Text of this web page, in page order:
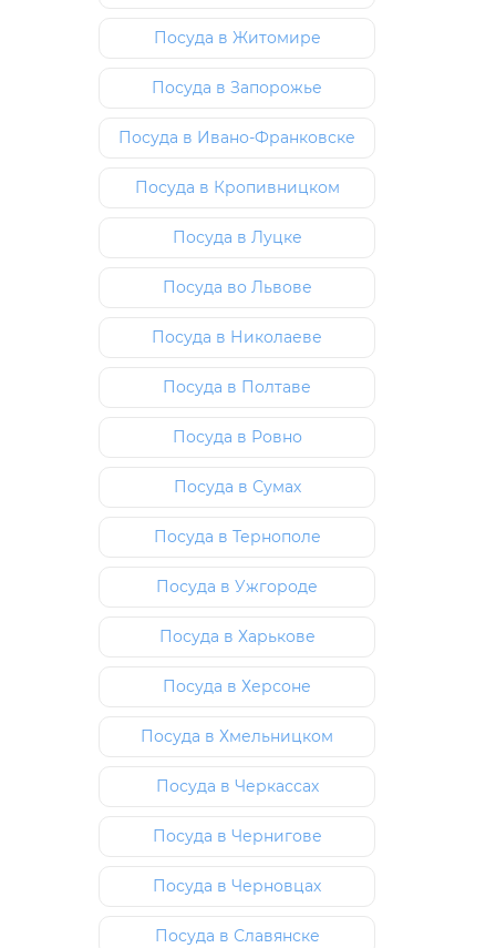
Посуда в Житомире
Посуда в Запорожье
Посуда в Ивано-Франковске
Посуда в Кропивницком
Посуда в Луцке
Посуда во Львове
Посуда в Николаеве
Посуда в Полтаве
Посуда в Ровно
Посуда в Сумах
Посуда в Тернополе
Посуда в Ужгороде
Посуда в Харькове
Посуда в Херсоне
Посуда в Хмельницком
Посуда в Черкассах
Посуда в Чернигове
Посуда в Черновцах
Посуда в Славянске